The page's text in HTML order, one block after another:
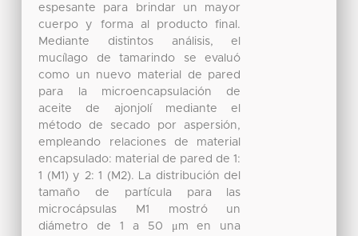
espesante para brindar un mayor
cuerpo y forma al producto final.
Mediante distintos análisis, el
mucílago de tamarindo se evaluó
como un nuevo material de pared
para la microencapsulación de
aceite de ajonjolí mediante el
método de secado por aspersión,
empleando relaciones de material
encapsulado: material de pared de 1:
1 (M1) y 2: 1 (M2). La distribución del
tamaño de partícula para las
microcápsulas M1 mostró un
diámetro de 1 a 50 μm en una